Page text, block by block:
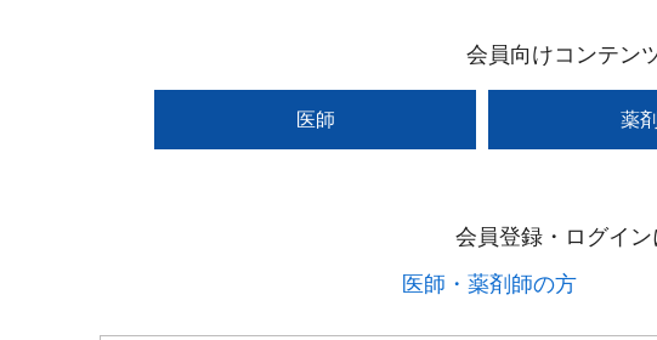
会員向けコンテン
医師 薬
会員登録・ログイ
医師・薬剤師の方​